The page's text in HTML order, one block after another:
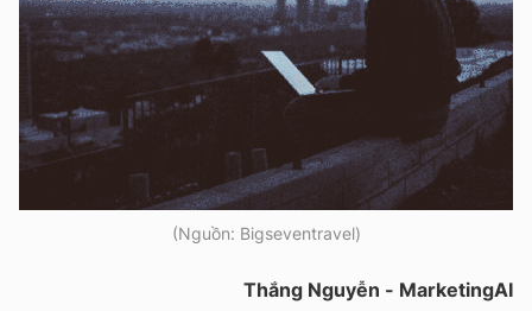
(Nguồn: Bigseventravel)
Thắng Nguyễn - MarketingAI